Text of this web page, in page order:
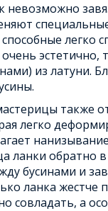
невозможно
способные
очень
из латуни.
также
легко
ланки обратно
бусинами и
ланка жестче
совладать, а